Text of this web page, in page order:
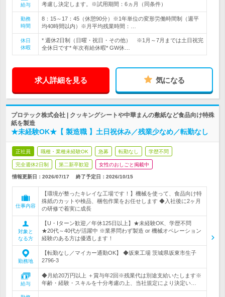
給与
考慮し決定します。※試用期間：6ヵ月（同条件）
勤務
時間
8：15～17：45（休憩90分）※1年単位の変形労働時間制（週平
均40時間以内）※月平均残業時間：…
休日
休暇
* 週休2日制（日曜・祝日・その他） ※1月～7月までは土日祝完
全休日です* 年次有給休暇* GW休…
求人詳細を見る 気になる
プロテック株式会社 | クッキングシートや中華まんの敷紙など食品向け特殊
紙を製造
★未経験OK★【 製造職 】土日祝休み／残業少なめ／転勤なし
正社員 職種・業種未経験OK 急募 転勤なし 学歴不問
完全週休2日制 第二新卒歓迎 女性のおしごと掲載中
情報更新日：2026/07/17 終了予定日： 2026/10/15
仕事内容
【環境が整ったキレイな工場です！】機械を使って、食品向け特
殊紙のカットや検品、梱包作業をお任せします ◆入社後に2ヶ月
の研修で着実に成長
対象と
なる方
【U・Iターン歓迎／年休125日以上】★未経験OK、学歴不問
★20代～40代が活躍中 ※業界問わず製造 or 機械オペレーション
経験のある方は優遇します！
勤務地
【転勤なし／マイカー通勤OK】 ◆坂東工場 茨城県坂東市生子
2796-3
給与
◆月給20万円以上 ＋賞与年2回※残業代は別途支給いたします※
年齢・経験・スキルを十分考慮の上、当社規定により決定い…